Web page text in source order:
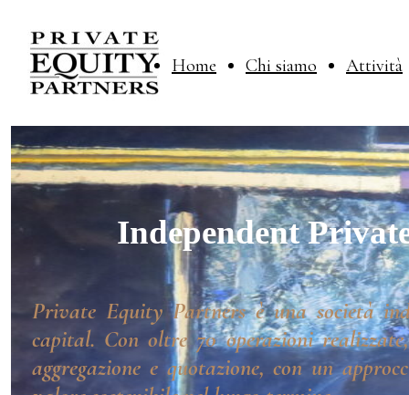
Home Chi siamo Attività
Independent
Private Equity Partners è una società
capital. Con oltre 70 operazioni
aggregazione e quotazione, con un